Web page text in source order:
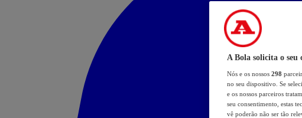
A Bola solicita o seu
Nós e os nossos 298
no seu dispositivo. Se
e os nossos parceiros
seu consentimento, estas
vê poderão não ser tão